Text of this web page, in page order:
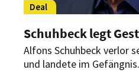
Deal
Schuhbeck legt
Alfons Schuhbeck verlor
und landete im